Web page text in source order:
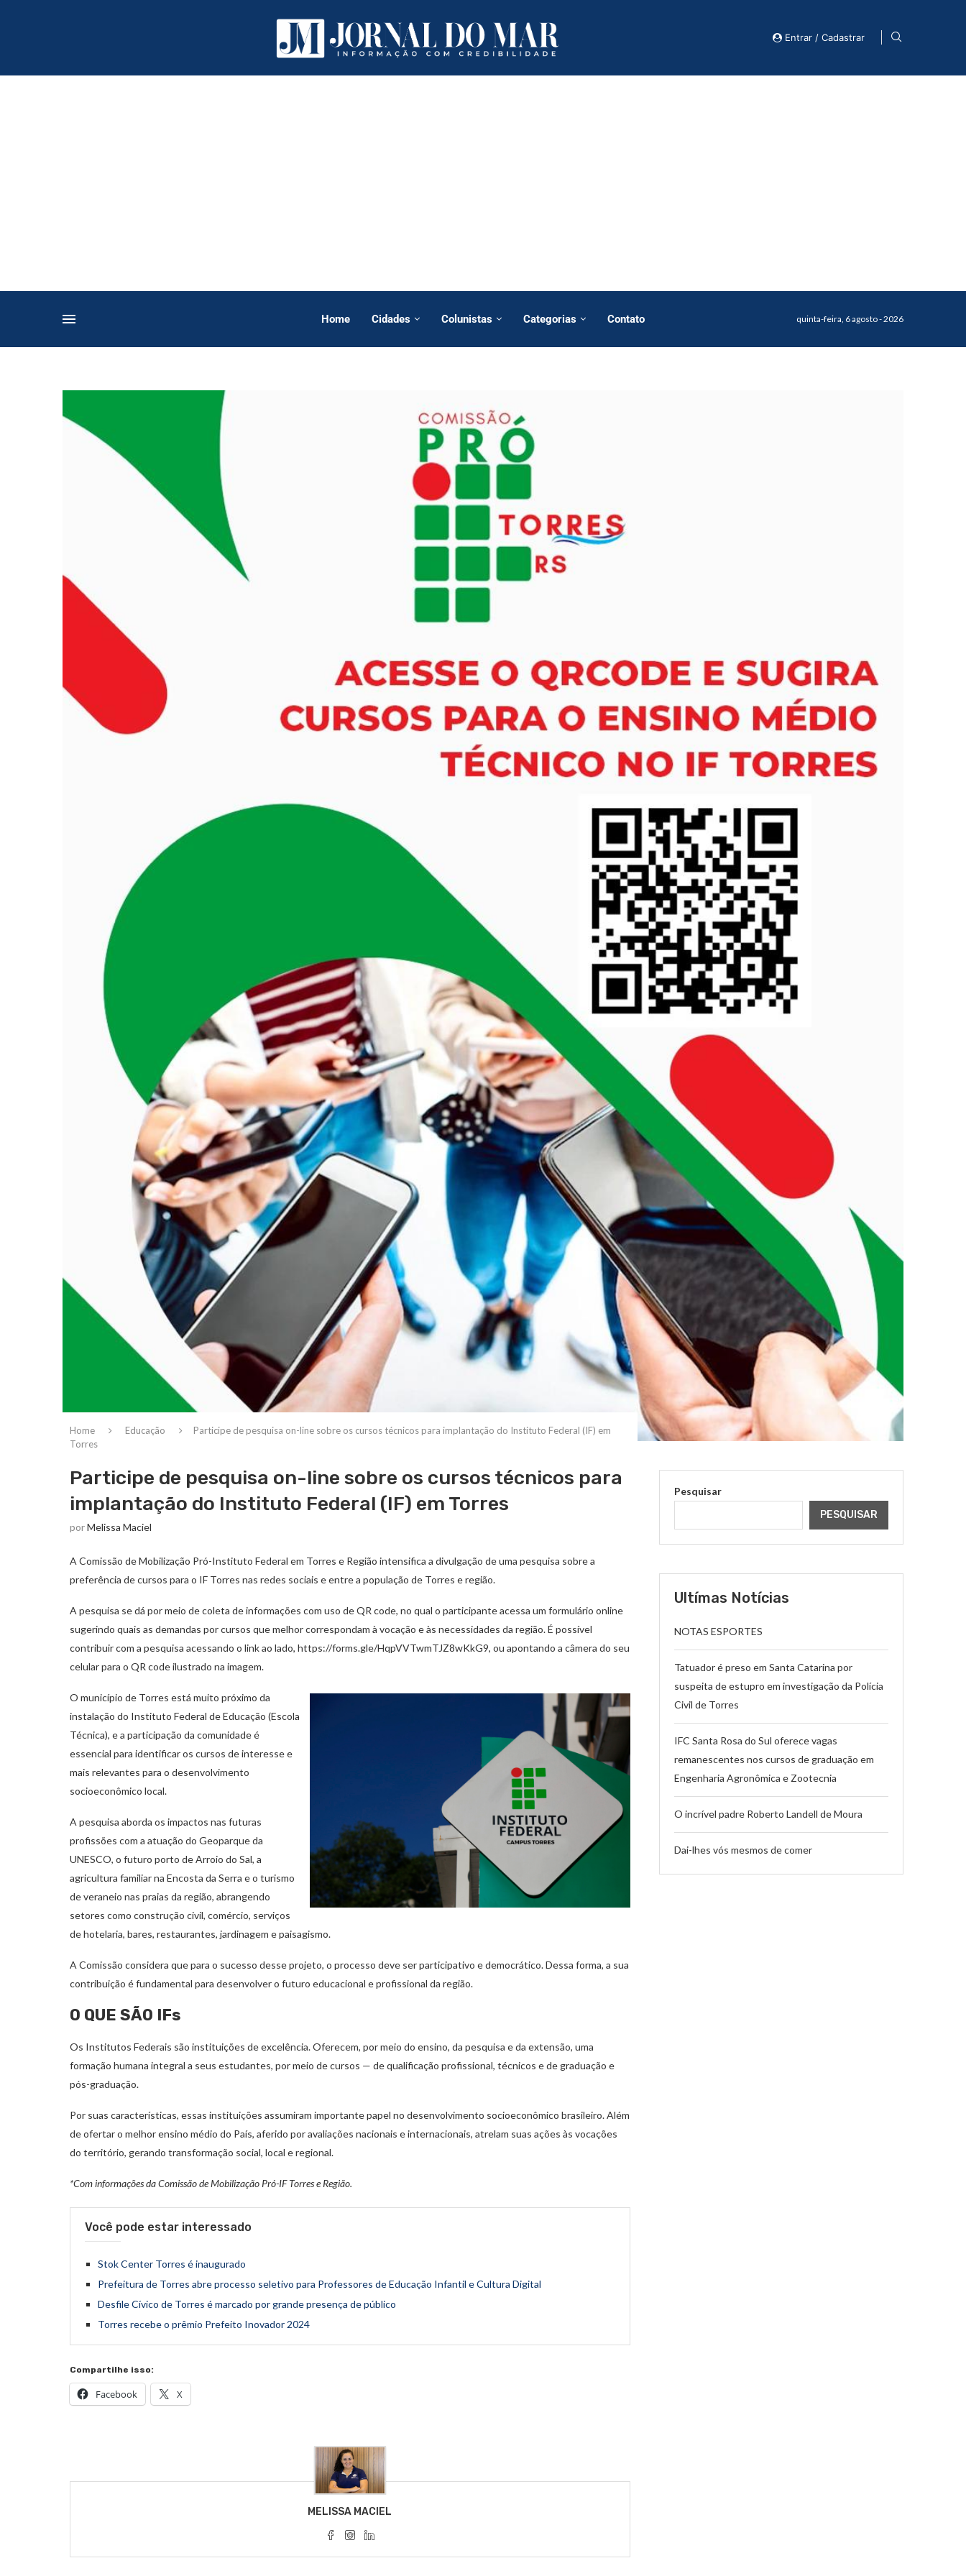
Entrar / Cadastrar
Home Cidades Colunistas Categorias Contato quinta-feira, 6 agosto - 2026
Home Educação
Participe de pesquisa on-line sobre os cursos técnicos para implantação do Instituto Federal (IF) em
Torres
Participe de pesquisa on-line sobre os cursos técnicos para
implantação do Instituto Federal (IF) em Torres
porMelissa Maciel
A Comissão de Mobilização Pró-Instituto Federal em Torres e Região intensifica a divulgação de uma pesquisa sobre a
preferência de cursos para o IF Torres nas redes sociais e entre a população de Torres e região.
A pesquisa se dá por meio de coleta de informações com uso de QR code, no qual o participante acessa um formulário online
sugerindo quais as demandas por cursos que melhor correspondam à vocação e às necessidades da região. É possível
contribuir com a pesquisa acessando o link ao lado, https://forms.gle/HqpVVTwmTJZ8wKkG9, ou apontando a câmera do seu
celular para o QR code ilustrado na imagem.
O município de Torres está muito próximo da
instalação do Instituto Federal de Educação (Escola
Técnica), e a participação da comunidade é
essencial para identificar os cursos de interesse e
mais relevantes para o desenvolvimento
socioeconômico local.
A pesquisa aborda os impactos nas futuras
profissões com a atuação do Geoparque da
UNESCO, o futuro porto de Arroio do Sal, a
agricultura familiar na Encosta da Serra e o turismo
de veraneio nas praias da região, abrangendo
setores como construção civil, comércio, serviços
de hotelaria, bares, restaurantes, jardinagem e paisagismo.
A Comissão considera que para o sucesso desse projeto, o processo deve ser participativo e democrático. Dessa forma, a sua
contribuição é fundamental para desenvolver o futuro educacional e profissional da região.
O QUE SÃO IFs
Os Institutos Federais são instituições de excelência. Oferecem, por meio do ensino, da pesquisa e da extensão, uma
formação humana integral a seus estudantes, por meio de cursos — de qualificação profissional, técnicos e de graduação e
pós-graduação.
Por suas características, essas instituições assumiram importante papel no desenvolvimento socioeconômico brasileiro. Além
de ofertar o melhor ensino médio do País, aferido por avaliações nacionais e internacionais, atrelam suas ações às vocações
do território, gerando transformação social, local e regional.
*Com informações da Comissão de Mobilização Pró-IF Torres e Região.
Você pode estar interessado
Stok Center Torres é inaugurado
Prefeitura de Torres abre processo seletivo para Professores de Educação Infantil e Cultura Digital
Desfile Cívico de Torres é marcado por grande presença de público
Torres recebe o prêmio Prefeito Inovador 2024
Compartilhe isso:
Facebook X
MELISSA MACIEL
Pesquisar
PESQUISAR
Ultímas Notícias
NOTAS ESPORTES
Tatuador é preso em Santa Catarina por
suspeita de estupro em investigação da Polícia
Civil de Torres
IFC Santa Rosa do Sul oferece vagas
remanescentes nos cursos de graduação em
Engenharia Agronômica e Zootecnia
O incrível padre Roberto Landell de Moura
Dai-lhes vós mesmos de comer